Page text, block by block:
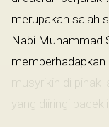
merupakan salah
Nabi Muhammad
musyrikin di pihak
yang diiringi